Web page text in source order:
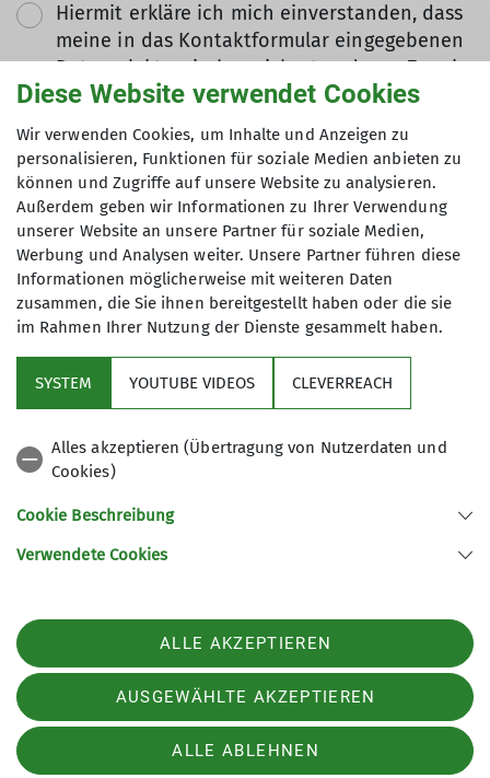
Hiermit erkläre ich mich einverstanden, dass
meine in das Kontaktformular eingegebenen
Daten elektronisch gesichert und zum Zweck
der Kontaktaufnahme verarbeitet und
genutzt werden. Mir ist bekannt, dass ich
meine Einwilligung jederzeit wiederrufen
kann. *
Mit (*) markierte Felder
sind Pflichtfelder
Absenden
97076 Würzburg
Telefon +4993132954099
Datenschutz-Einstellungen
Datenschutz
AGBs
Diese Website verwendet Cookies
Wir verwenden Cookies, um Inhalte und Anzeigen zu
personalisieren, Funktionen für soziale Medien anbieten zu
können und Zugriffe auf unsere Website zu analysieren.
Außerdem geben wir Informationen zu Ihrer Verwendung
unserer Website an unsere Partner für soziale Medien,
Werbung und Analysen weiter. Unsere Partner führen diese
Informationen möglicherweise mit weiteren Daten
zusammen, die Sie ihnen bereitgestellt haben oder die sie
im Rahmen Ihrer Nutzung der Dienste gesammelt haben.
SYSTEM YOUTUBE VIDEOS CLEVERREACH
Alles akzeptieren (Übertragung von Nutzerdaten und
Cookies)
Cookie Beschreibung
Verwendete Cookies
ALLE AKZEPTIEREN
AUSGEWÄHLTE AKZEPTIEREN
ALLE ABLEHNEN